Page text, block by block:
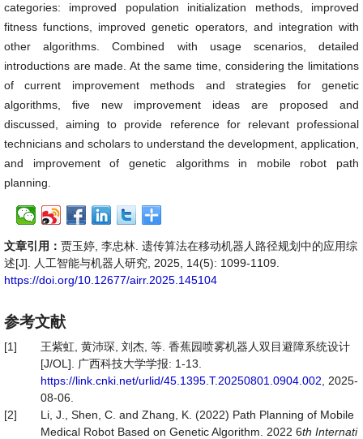
categories: improved population initialization methods, improved
fitness functions, improved genetic operators, and integration with
other algorithms. Combined with usage scenarios, detailed
introductions are made. At the same time, considering the limitations
of current improvement methods and strategies for genetic
algorithms, five new improvement ideas are proposed and
discussed, aiming to provide reference for relevant professional
technicians and scholars to understand the development, application,
and improvement of genetic algorithms in mobile robot path
planning.
文章引用： 贾玉婷, 李忠林. 遗传算法在移动机器人路径规划中的应用综
述[J]. 人工智能与机器人研究, 2025, 14(5): 1099-1109.
https://doi.org/10.12677/airr.2025.145104
参考文献
[1]
王紫虹, 黄沛琛, 刘杰, 等. 香蕉园喷雾机器人双目避障系统设计
[J/OL]. 广西科技大学学报: 1-13.
https://link.cnki.net/urlid/45.1395.T.20250801.0904.002 , 2025-
08-06.
[2]
Li, J., Shen, C. and Zhang, K. (2022) Path Planning of Mobile
Medical Robot Based on Genetic Algorithm. 2022 6th Internati